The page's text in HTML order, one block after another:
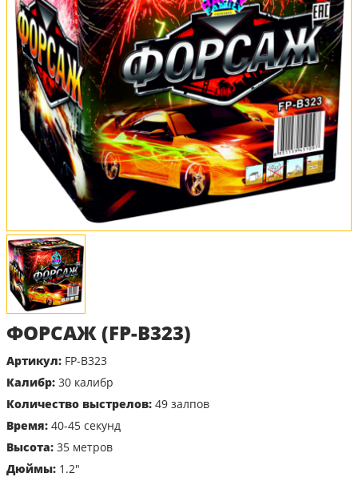
ФОРСАЖ (FP-B323)
Артикул: FP-B323
Калибр: 30 калибр
Количество выстрелов: 49 залпов
Время: 40-45 секунд
Высота: 35 метров
Дюймы: 1.2"